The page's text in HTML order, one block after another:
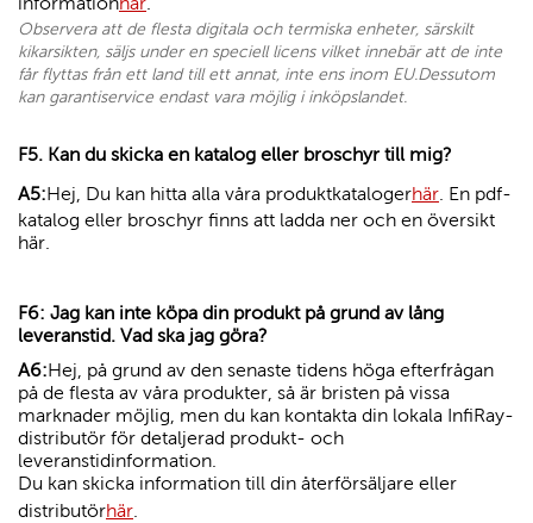
Observera att de flesta digitala och termiska enheter, särskilt
kikarsikten, säljs under en speciell licens vilket innebär att de inte
får flyttas från ett land till ett annat, inte ens inom EU.Dessutom
kan garantiservice endast vara möjlig i inköpslandet.
F5. Kan du skicka en katalog eller broschyr till mig?
A5:Hej, Du kan hitta alla våra produktkatalogerhär . En pdf-
katalog eller broschyr finns att ladda ner och en översikt
här.
F6: Jag kan inte köpa din produkt på grund av lång
leveranstid. Vad ska jag göra?
A6:Hej, på grund av den senaste tidens höga efterfrågan
på de flesta av våra produkter, så är bristen på vissa
marknader möjlig, men du kan kontakta din lokala InfiRay-
distributör för detaljerad produkt- och
leveranstidinformation.
Du kan skicka information till din återförsäljare eller
distributörhär